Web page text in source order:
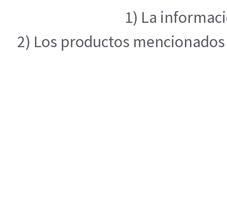
1) La
2) Los productos